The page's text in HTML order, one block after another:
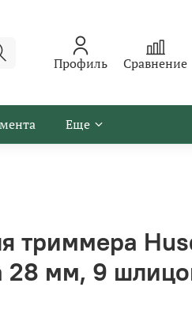
Профиль Сравнение
Еще
триммера
28 мм, 9